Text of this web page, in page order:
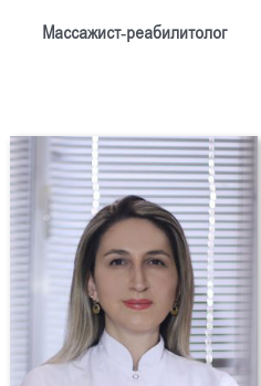
Массажист-реабилитолог